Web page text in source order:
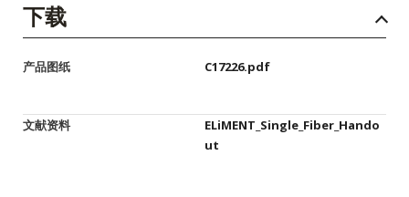
下载
产品图纸 C17226.pdf
文献资料
ELiMENT_Single_Fiber_Hando
ut